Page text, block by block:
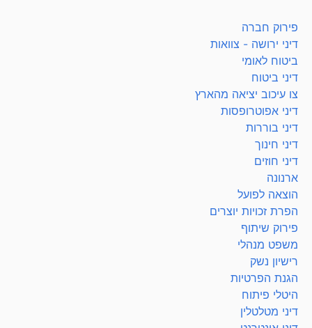
פירוק חברה
דיני ירושה - צוואות
ביטוח לאומי
דיני ביטוח
צו עיכוב יציאה מהארץ
דיני אפוטרופסות
דיני בוררות
דיני חינוך
דיני חוזים
ארנונה
הוצאה לפועל
הפרת זכויות יוצרים
פירוק שיתוף
משפט מנהלי
רישיון נשק
הגנת הפרטיות
היטלי פיתוח
דיני מטלטלין